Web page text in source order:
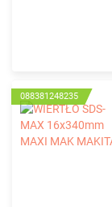
088381248235